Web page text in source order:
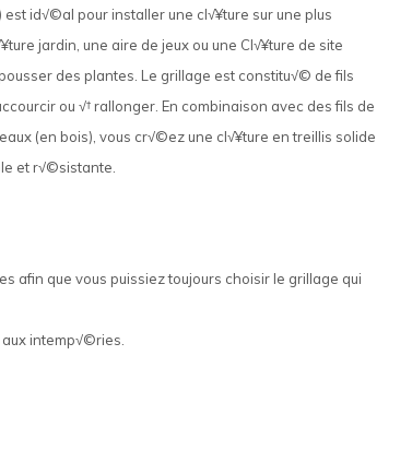
id√©al pour installer une cl√¥ture sur une plus
jardin, une aire de jeux ou une Cl√¥ture de site
des plantes. Le grillage est constitu√© de fils
ou √† rallonger. En combinaison avec des fils de
(en bois), vous cr√©ez une cl√¥ture en treillis solide
et r√©sistante.
afin que vous puissiez toujours choisir le grillage qui
intemp√©ries.